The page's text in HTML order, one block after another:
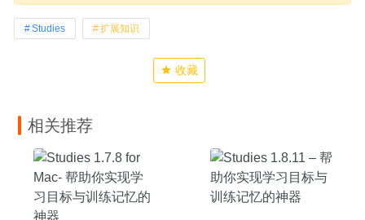
Studies 扩展知识
收藏
相关推荐